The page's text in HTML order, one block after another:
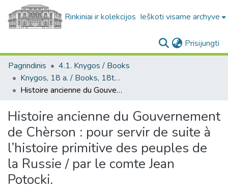
Rinkiniai ir kolekcijos Ieškoti visame archyve
Prisijungti
Pagrindinis
4.1. Knygos / Books
Knygos, 18 a. / Books, 18th century
Histoire ancienne du Gouvernement de Chèrson : pour servir de suite à l’histoire primitive des peuples de la Russie / par le comte Jean Potocki.
Histoire ancienne du Gouvernement
de Chèrson : pour servir de suite à
l’histoire primitive des peuples de
la Russie / par le comte Jean
Potocki.